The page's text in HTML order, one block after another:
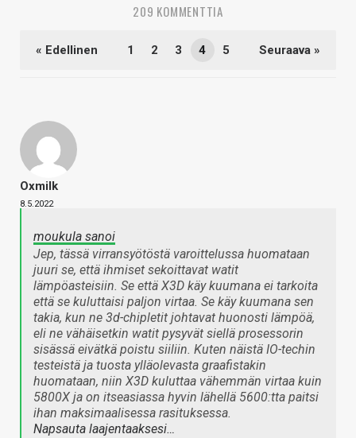
209 KOMMENTTIA
« Edellinen 1 2 3 4 5 Seuraava »
Oxmilk
8.5.2022
moukula sanoi
Jep, tässä virransyötöstä varoittelussa huomataan
juuri se, että ihmiset sekoittavat watit
lämpöasteisiin. Se että X3D käy kuumana ei tarkoita
että se kuluttaisi paljon virtaa. Se käy kuumana sen
takia, kun ne 3d-chipletit johtavat huonosti lämpöä,
eli ne vähäisetkin watit pysyvät siellä prosessorin
sisässä eivätkä poistu siiliin. Kuten näistä IO-techin
testeistä ja tuosta ylläolevasta graafistakin
huomataan, niin X3D kuluttaa vähemmän virtaa kuin
5800X ja on itseasiassa hyvin lähellä 5600:tta paitsi
ihan maksimaalisessa rasituksessa.
Napsauta laajentaaksesi…